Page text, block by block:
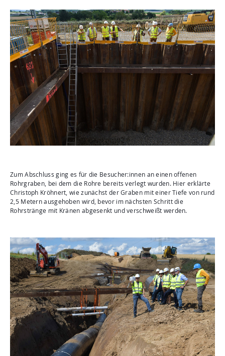
Zum Abschluss ging es für die Besucher:innen an einen offenen
Rohrgraben, bei dem die Rohre bereits verlegt wurden. Hier erklärte
Christoph Kröhnert, wie zunächst der Graben mit einer Tiefe von rund
2,5 Metern ausgehoben wird, bevor im nächsten Schritt die
Rohrstränge mit Kränen abgesenkt und verschweißt werden.